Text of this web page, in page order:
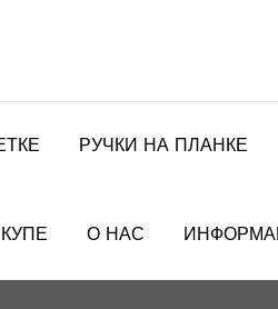
РУЧКИ НА ПЛАНКЕ
О НАС